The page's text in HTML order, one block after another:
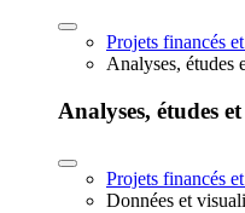
Projets financés
Analyses, études
Analyses, études
Projets financés
Données et